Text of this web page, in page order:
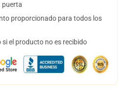
puerta
proporcionado para todos los
el producto no es recibido